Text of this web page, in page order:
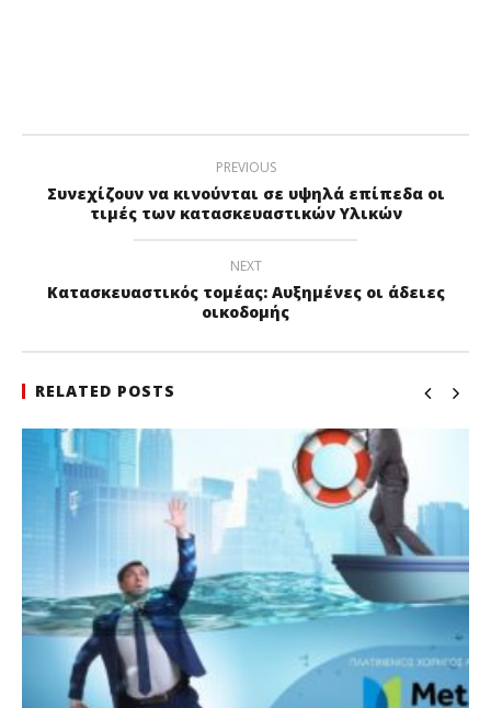
PREVIOUS
Συνεχίζουν να κινούνται σε υψηλά επίπεδα οι
τιμές των κατασκευαστικών Υλικών
NEXT
Κατασκευαστικός τομέας: Αυξημένες οι άδειες
οικοδομής
RELATED POSTS